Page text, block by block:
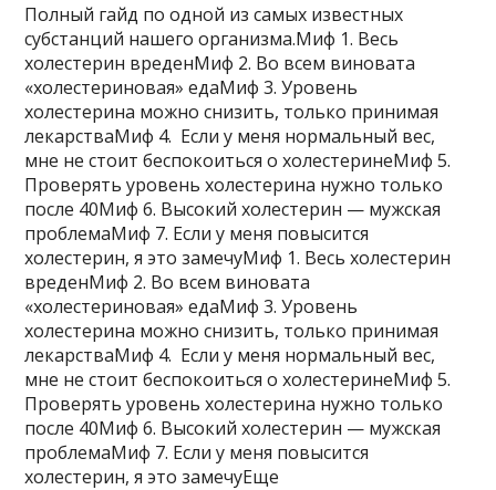
Полный гайд по одной из самых известных
субстанций нашего организма.Миф 1. Весь
холестерин вреденМиф 2. Во всем виновата
«холестериновая» едаМиф 3. Уровень
холестерина можно снизить, только принимая
лекарстваМиф 4. Если у меня нормальный вес,
мне не стоит беспокоиться о холестеринеМиф 5.
Проверять уровень холестерина нужно только
после 40Миф 6. Высокий холестерин — мужская
проблемаМиф 7. Если у меня повысится
холестерин, я это замечуМиф 1. Весь холестерин
вреденМиф 2. Во всем виновата
«холестериновая» едаМиф 3. Уровень
холестерина можно снизить, только принимая
лекарстваМиф 4. Если у меня нормальный вес,
мне не стоит беспокоиться о холестеринеМиф 5.
Проверять уровень холестерина нужно только
после 40Миф 6. Высокий холестерин — мужская
проблемаМиф 7. Если у меня повысится
холестерин, я это замечуЕще